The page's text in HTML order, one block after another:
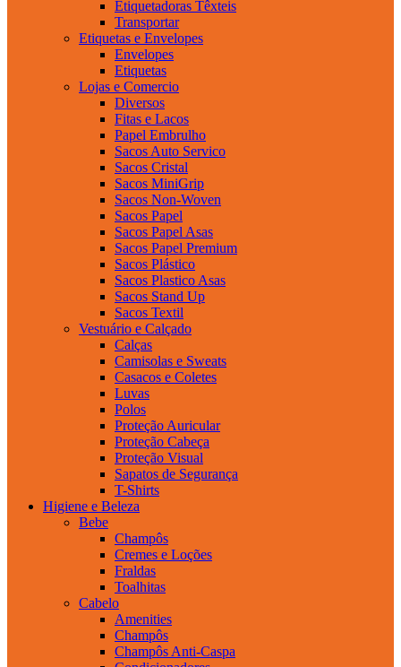
Etiquetadoras Têxteis
Transportar
Etiquetas e Envelopes
Envelopes
Etiquetas
Lojas e Comercio
Diversos
Fitas e Lacos
Papel Embrulho
Sacos Auto Servico
Sacos Cristal
Sacos MiniGrip
Sacos Non-Woven
Sacos Papel
Sacos Papel Asas
Sacos Papel Premium
Sacos Plástico
Sacos Plastico Asas
Sacos Stand Up
Sacos Textil
Vestuário e Calçado
Calças
Camisolas e Sweats
Casacos e Coletes
Luvas
Polos
Proteção Auricular
Proteção Cabeça
Proteção Visual
Sapatos de Segurança
T-Shirts
Higiene e Beleza
Bebe
Champôs
Cremes e Loções
Fraldas
Toalhitas
Cabelo
Amenities
Champôs
Champôs Anti-Caspa